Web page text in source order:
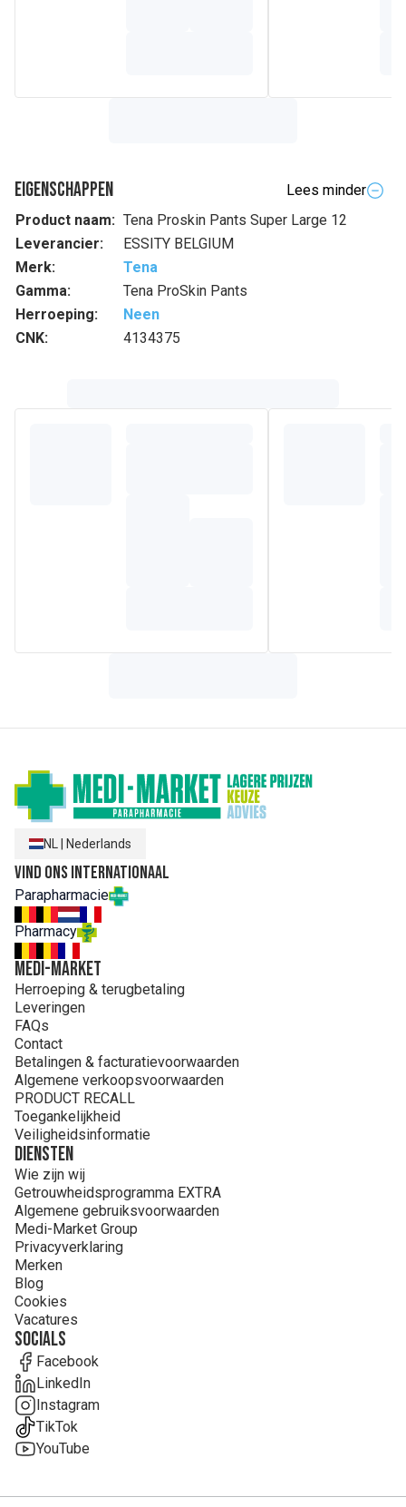
Eigenschappen
Lees minder
Product naam: Tena Proskin Pants Super Large 12
Leverancier:
ESSITY BELGIUM
Merk:
Tena
Gamma:
Tena ProSkin Pants
Herroeping:
Neen
CNK:
4134375
NL Nederlands
Vind ons internationaal
Parapharmacie
Pharmacy
MEDI-MARKET
Herroeping & terugbetaling
Leveringen
FAQs
Contact
Betalingen & facturatievoorwaarden
Algemene verkoopsvoorwaarden
PRODUCT RECALL
Toegankelijkheid
Veiligheidsinformatie
Diensten
Wie zijn wij
Getrouwheidsprogramma EXTRA
Algemene gebruiksvoorwaarden
Medi-Market Group
Privacyverklaring
Merken
Blog
Cookies
Vacatures
Socials
Facebook
LinkedIn
Instagram
TikTok
YouTube